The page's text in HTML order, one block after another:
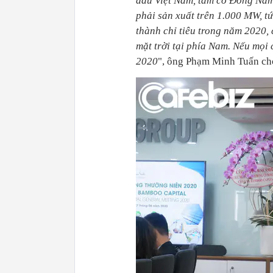
phải sản xuất trên 1.000 MW,
thành chỉ tiêu trong năm
mặt trời tại phía Nam. Nếu mọi
2020", ông Phạm Minh Tuấn